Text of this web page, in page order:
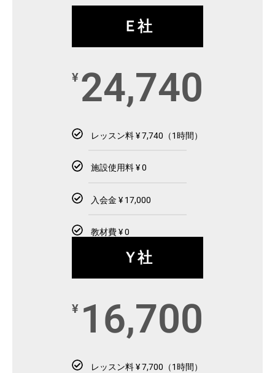
Ｅ社
¥ 24,740
レッスン料 ¥ 7,740（1時間）
施設使用料 ¥ 0
入会金 ¥ 17,000
教材費 ¥ 0
Ｙ社
¥ 16,700
レッスン料 ¥ 7,700（1時間）